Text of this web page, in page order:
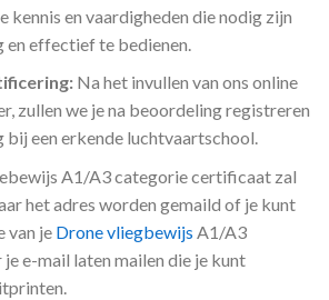
kennis en vaardigheden die nodig zijn
en effectief te bedienen.
Na het invullen van ons online
zullen we je na beoordeling registreren
een erkende luchtvaartschool.
A1/A3 categorie certificaat zal
het adres worden gemaild of je kunt
van je Drone vliegbewijs A1/A3
e-mail laten mailen die je kunt